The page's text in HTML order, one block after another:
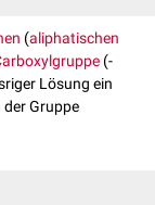
(aliphatischen
(-
Lösung ein
Gruppe